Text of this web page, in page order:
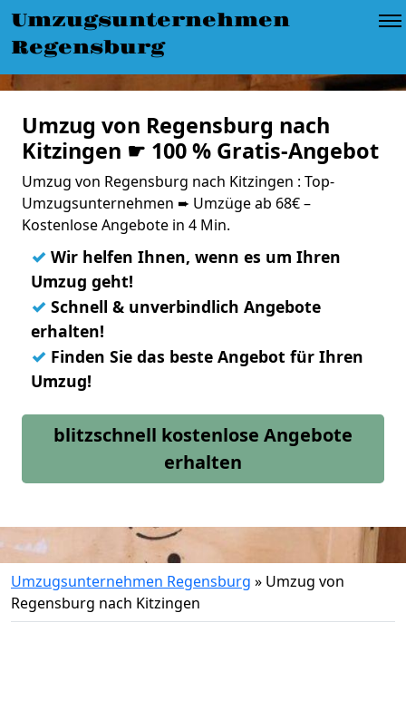
Umzugsunternehmen
Regensburg
Umzug von Regensburg nach
Kitzingen ☛ 100 % Gratis-Angebot
Umzug von Regensburg nach Kitzingen : Top-
Umzugsunternehmen ➨ Umzüge ab 68€ –
Kostenlose Angebote in 4 Min.
✓ Wir helfen Ihnen, wenn es um Ihren
Umzug geht!
✓ Schnell & unverbindlich Angebote
erhalten!
✓ Finden Sie das beste Angebot für Ihren
Umzug!
blitzschnell kostenlose Angebote
erhalten
Umzugsunternehmen Regensburg » Umzug von
Regensburg nach Kitzingen